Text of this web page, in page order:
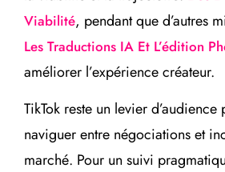
Viabilité, pendant que d’autres
Les Traductions IA Et L’édition
améliorer l’expérience créateur.
TikTok reste un levier
naviguer entre négociations et
marché. Pour un suivi